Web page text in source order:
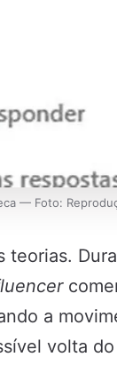
— Foto:
teorias.
a
volta